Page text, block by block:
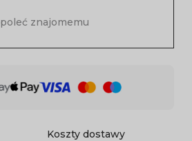
poleć znajomemu
Koszty dostawy